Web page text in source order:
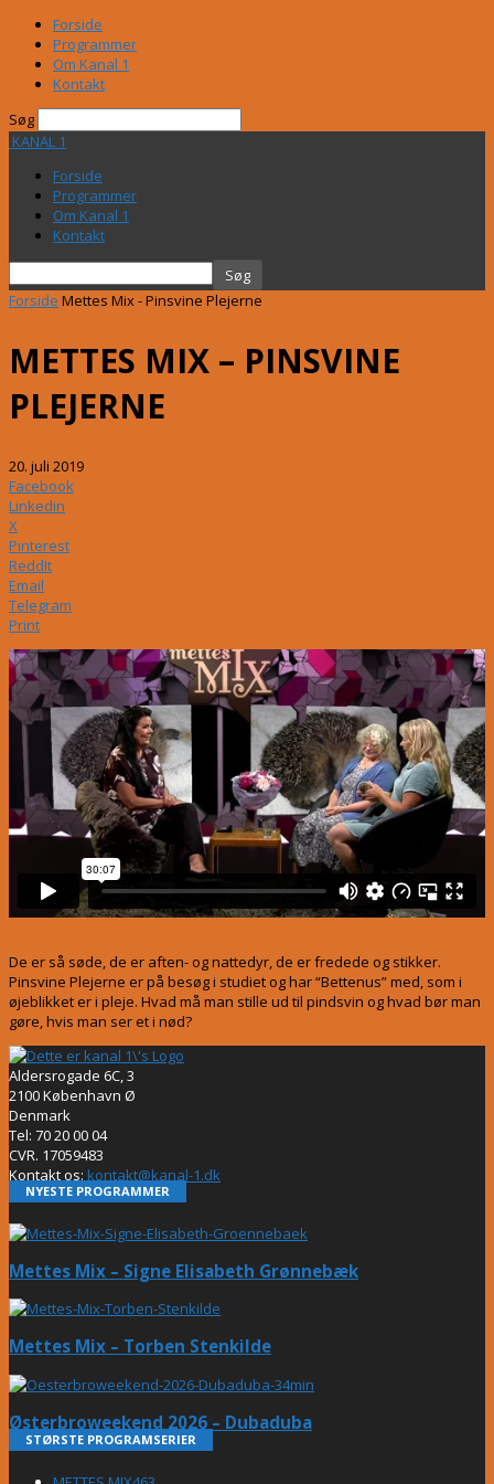
Forside
Programmer
Om Kanal 1
Kontakt
Søg
KANAL 1
Forside
Programmer
Om Kanal 1
Kontakt
Forside Mettes Mix - Pinsvine Plejerne
METTES MIX – PINSVINE
PLEJERNE
20. juli 2019
Facebook
Linkedin
X
Pinterest
ReddIt
Email
Telegram
Print
De er så søde, de er aften- og nattedyr, de er fredede og stikker.
Pinsvine Plejerne er på besøg i studiet og har “Bettenus” med, som i
øjeblikket er i pleje. Hvad må man stille ud til pindsvin og hvad bør man
gøre, hvis man ser et i nød?
Aldersrogade 6C, 3
2100 København Ø
Denmark
Tel: 70 20 00 04
CVR. 17059483
Kontakt os: kontakt@kanal-1.dk
NYESTE PROGRAMMER
Mettes Mix – Signe Elisabeth Grønnebæk
Mettes Mix – Torben Stenkilde
Østerbroweekend 2026 – Dubaduba
STØRSTE PROGRAMSERIER